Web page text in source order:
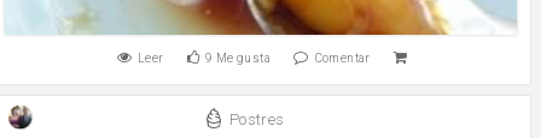
Leer 9 Me gusta Comentar
Postres